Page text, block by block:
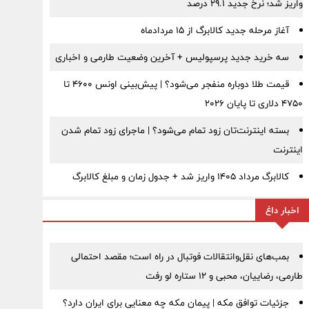
واریز شد؛ نرخ جدید ۲۹.۱ درصد
آغاز مرحله جدید کالابرگ از ۱۵ مردادماه
سه خرید جدید پرسپولیس + آخرین وضعیت طارمی و اخباری
قیمت طلا دوباره منفجر می‌شود؟ | پیش‌بینی اونس ۴۶۰۰ تا
۴۷۵۰ دلاری تا پایان ۲۰۲۶
بسته اینترنت‌تان زود تمام می‌شود؟ | ماجرای زود تمام شدن
اینترنت
کالابرگ مرداد ۱۴۰۵ واریز شد + جدول زمان و مبلغ کالابرگ
اخبار داغ
بمب‌های نقل‌وانتقالات فوتبال در راه است؛ مقصد احتمالی
طارمی، رضاییان، محبی و ۱۲ ستاره لو رفت
جزئیات توافق مکه | پیمان مکه چه معنایی برای ایران دارد؟